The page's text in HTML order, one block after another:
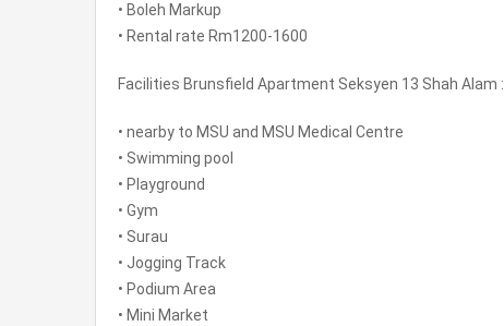
• Boleh Markup
• Rental rate Rm1200-1600
Facilities Brunsfield Apartment Seksyen 13 Shah Alam :
• nearby to MSU and MSU Medical Centre
• Swimming pool
• Playground
• Gym
• Surau
• Jogging Track
• Podium Area
• Mini Market